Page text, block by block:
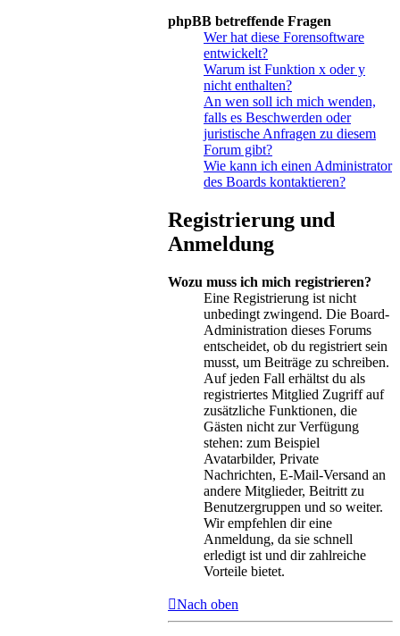
phpBB betreffende Fragen
Wer hat diese Forensoftware
entwickelt?
Warum ist Funktion x oder y
nicht enthalten?
An wen soll ich mich wenden,
falls es Beschwerden oder
juristische Anfragen zu diesem
Forum gibt?
Wie kann ich einen Administrator
des Boards kontaktieren?
Registrierung und
Anmeldung
Wozu muss ich mich registrieren?
Eine Registrierung ist nicht
unbedingt zwingend. Die Board-
Administration dieses Forums
entscheidet, ob du registriert sein
musst, um Beiträge zu schreiben.
Auf jeden Fall erhältst du als
registriertes Mitglied Zugriff auf
zusätzliche Funktionen, die
Gästen nicht zur Verfügung
stehen: zum Beispiel
Avatarbilder, Private
Nachrichten, E-Mail-Versand an
andere Mitglieder, Beitritt zu
Benutzergruppen und so weiter.
Wir empfehlen dir eine
Anmeldung, da sie schnell
erledigt ist und dir zahlreiche
Vorteile bietet.
Nach oben